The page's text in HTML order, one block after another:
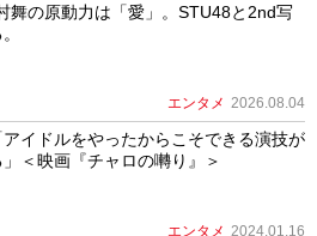
舞の原動力は「愛」。STU48と2nd写
エンタメ 2026.08.04
イドルをやったからこそできる演技が
＜映画『チャロの囀り』＞
エンタメ 2024.01.16